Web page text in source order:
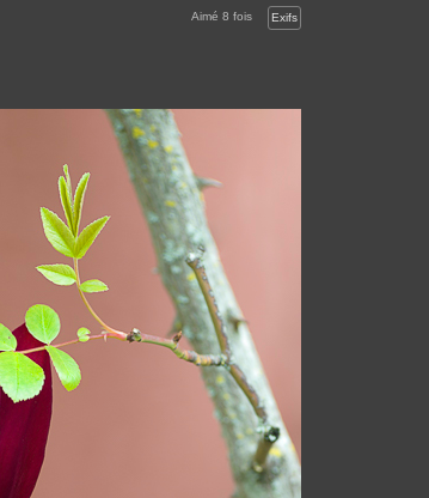
Aimé 8 fois Exifs